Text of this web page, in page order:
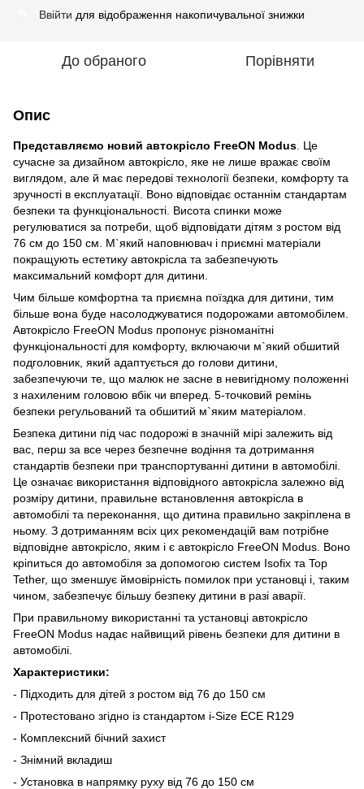
Ввійти для відображення накопичувальної знижки
До обраного Порівняти
Опис
Представляємо новий автокрісло FreeON Modus . Це
сучасне за дизайном автокрісло, яке не лише вражає своїм
виглядом, але й має передові технології безпеки, комфорту та
зручності в експлуатації. Воно відповідає останнім стандартам
безпеки та функціональності. Висота спинки може
регулюватися за потреби, щоб відповідати дітям з ростом від
76 см до 150 см. М`який наповнювач і приємні матеріали
покращують естетику автокрісла та забезпечують
максимальний комфорт для дитини.
Чим більше комфортна та приємна поїздка для дитини, тим
більше вона буде насолоджуватися подорожами автомобілем.
Автокрісло FreeON Modus пропонує різноманітні
функціональності для комфорту, включаючи м`який обшитий
подголовник, який адаптується до голови дитини,
забезпечуючи те, що малюк не засне в невигідному положенні
з нахиленим головою вбік чи вперед. 5-точковий ремінь
безпеки регульований та обшитий м`яким матеріалом.
Безпека дитини під час подорожі в значній мірі залежить від
вас, перш за все через безпечне водіння та дотримання
стандартів безпеки при транспортуванні дитини в автомобілі.
Це означає використання відповідного автокрісла залежно від
розміру дитини, правильне встановлення автокрісла в
автомобілі та переконання, що дитина правильно закріплена в
ньому. З дотриманням всіх цих рекомендацій вам потрібне
відповідне автокрісло, яким і є автокрісло FreeON Modus. Воно
кріпиться до автомобіля за допомогою систем Isofix та Top
Tether, що зменшує ймовірність помилок при установці і, таким
чином, забезпечує більшу безпеку дитини в разі аварії.
При правильному використанні та установці автокрісло
FreeON Modus надає найвищий рівень безпеки для дитини в
автомобілі.
Характеристики:
- Підходить для дітей з ростом від 76 до 150 см
- Протестовано згідно із стандартом i-Size ECE R129
- Комплексний бічний захист
- Знімний вкладиш
- Установка в напрямку руху від 76 до 150 см